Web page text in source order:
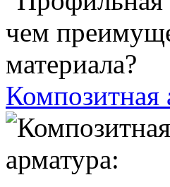
Композитная